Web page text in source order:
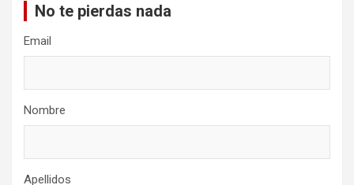
No te pierdas nada
Email
Nombre
Apellidos